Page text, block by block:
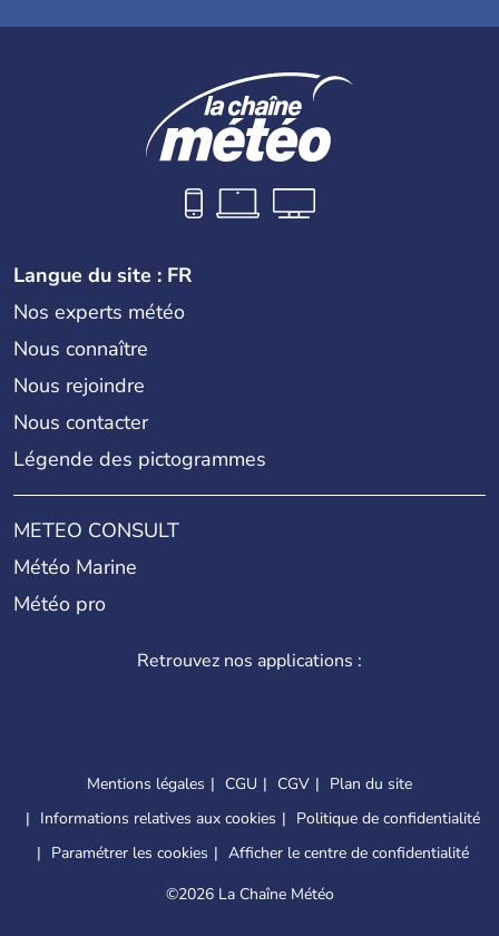
Langue du site : FR
Nos experts météo
Nous connaître
Nous rejoindre
Nous contacter
Légende des pictogrammes
METEO CONSULT
Météo Marine
Météo pro
Retrouvez nos applications :
Mentions légales CGU CGV
Plan du site
Informations relatives aux cookies
Politique de confidentialité
Paramétrer les cookies
Afficher le centre de confidentialité
©2026 La Chaîne Météo